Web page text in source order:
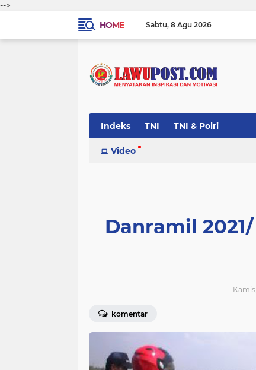
-->
HOME
Sabtu 8 Agu 2026
Indeks TNI TNI & Polri
Video
Danramil
komentar